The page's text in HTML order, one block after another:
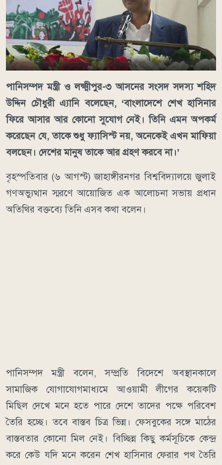
পানিসম্পদ মন্ত্রী ও লক্ষ্মীপুর-৩ আসনের সংসদ সদস্য শহিদ
উদ্দিন চৌধুরী এ্যানি বলেছেন, ‘বাংলাদেশে শেখ হাসিনার
ফিরে আসার আর কোনো সুযোগ নেই। তিনি এমন অপকর্ম
করেছেন যে, তাকে শুধু ফ্যাসিস্ট নয়, অনেকেই এখন মাফিয়া
বলছেন। দেশের মানুষ তাকে আর গ্রহণ করবে না।’
বৃহস্পতিবার (৬ আগস্ট) জাহাঙ্গীরনগর বিশ্ববিদ্যালয়ে জুলাই
গণঅভ্যুত্থান স্মরণে আয়োজিত এক আলোচনা সভায় প্রধান
অতিথির বক্তব্যে তিনি এসব কথা বলেন।
পানিসম্পদ মন্ত্রী বলেন, সম্প্রতি বিদেশে অবস্থানকালে
সামাজিক যোগাযোগমাধ্যমে আওয়ামী লীগের কয়েকটি
মিছিল দেখে মনে হতে পারে দেশে তাদের পক্ষে পরিবেশ
তৈরি হচ্ছে। তবে বাস্তব চিত্র ভিন্ন। ফেসবুকের সঙ্গে মাঠের
বাস্তবতার কোনো মিল নেই। বিচ্ছিন্ন কিছু কর্মসূচিকে কেন্দ্র
করে কেউ যদি মনে করেন শেখ হাসিনার ফেরার পথ তৈরি